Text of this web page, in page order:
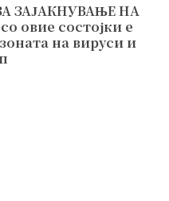
ЗАЈАКНУВАЊЕ НА
овие состојки е
на вируси и